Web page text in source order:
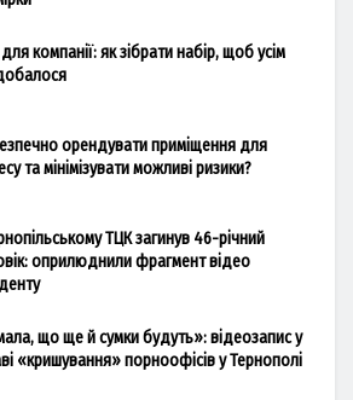
компанії: як зібрати набір, щоб усім
орендувати приміщення для
та мінімізувати можливі ризики?
ТЦК загинув 46-річний
оприлюднили фрагмент відео
що ще й сумки будуть»: відеозапис у
«кришування» порноофісів у Тернополі